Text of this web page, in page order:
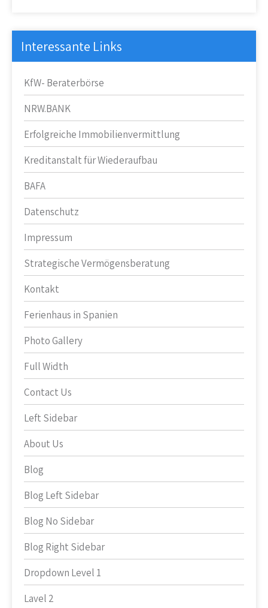
Interessante Links
KfW- Beraterbörse
NRW.BANK
Erfolgreiche Immobilienvermittlung
Kreditanstalt für Wiederaufbau
BAFA
Datenschutz
Impressum
Strategische Vermögensberatung
Kontakt
Ferienhaus in Spanien
Photo Gallery
Full Width
Contact Us
Left Sidebar
About Us
Blog
Blog Left Sidebar
Blog No Sidebar
Blog Right Sidebar
Dropdown Level 1
Lavel 2